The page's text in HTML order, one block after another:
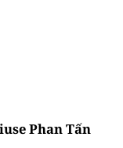
Phan Tấn